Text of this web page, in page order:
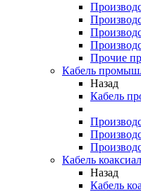
Прочие
Кабель
Назад
Кабель
Кабель
Назад
Кабель